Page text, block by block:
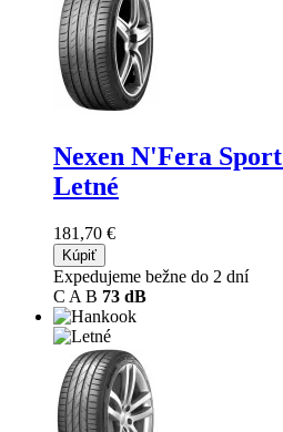
Nexen N'Fera Sport
Letné
181,70 €
Kúpiť
Expedujeme bežne do 2 dní
C A B 73 dB